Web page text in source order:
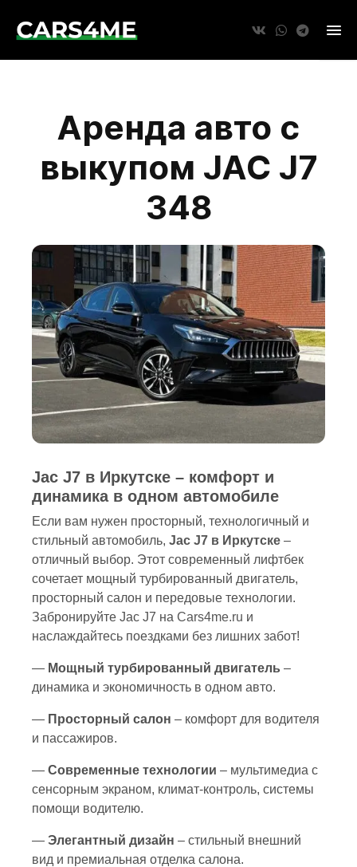
Аренда авто с
выкупом JAC J7
348
Jac J7 в Иркутске – комфорт и
динамика в одном автомобиле
Если вам нужен просторный, технологичный и
стильный автомобиль, Jac J7 в Иркутске –
отличный выбор. Этот современный лифтбек
сочетает мощный турбированный двигатель,
просторный салон и передовые технологии.
Забронируйте Jac J7 на Cars4me.ru и
наслаждайтесь поездками без лишних забот!
— Мощный турбированный двигатель –
динамика и экономичность в одном авто.
— Просторный салон – комфорт для водителя
и пассажиров.
— Современные технологии – мультимедиа с
сенсорным экраном, климат-контроль, системы
помощи водителю.
— Элегантный дизайн – стильный внешний
вид и премиальная отделка салона.